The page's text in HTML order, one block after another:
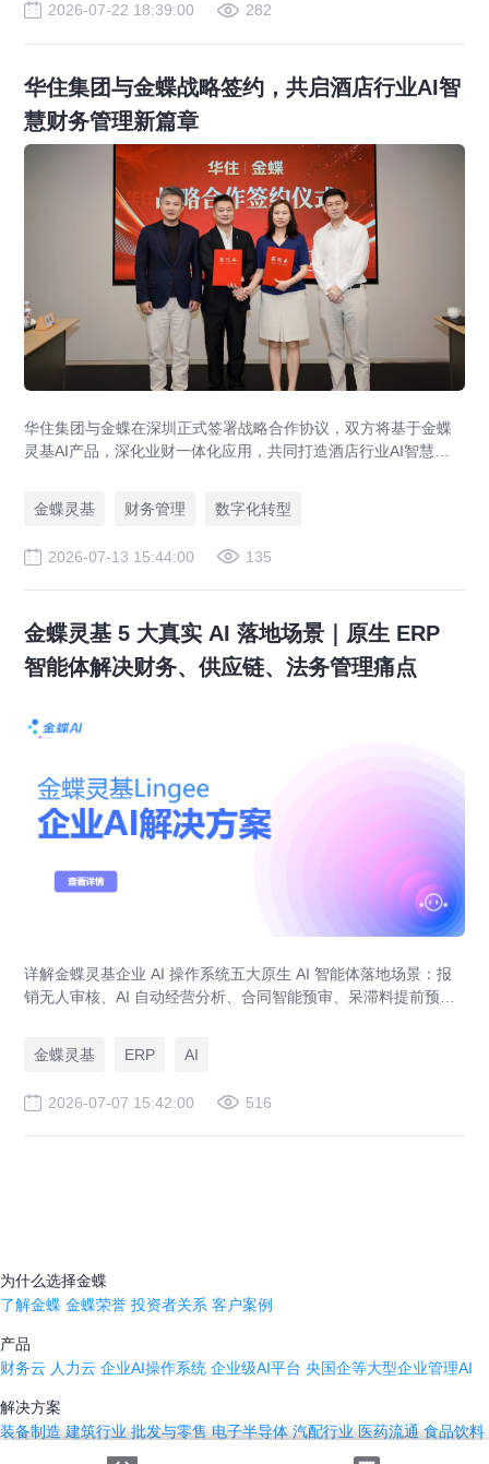
2026-07-22 18:39:00 282
华住集团与金蝶战略签约，共启酒店行业AI智
慧财务管理新篇章
华住集团与金蝶在深圳正式签署战略合作协议，双方将基于金蝶
灵基AI产品，深化业财一体化应用，共同打造酒店行业AI智慧财
金蝶灵基
财务管理 数字化转型
2026-07-13 15:44:00 135
金蝶灵基 5 大真实 AI 落地场景｜原生 ERP
智能体解决财务、供应链、法务管理痛点
详解金蝶灵基企业 AI 操作系统五大原生 AI 智能体落地场景：报
销无人审核、AI 自动经营分析、合同智能预审、呆滞料提前预
金蝶灵基
ERP AI
2026-07-07 15:42:00 516
为什么选择金蝶
了解金蝶 金蝶荣誉 投资者关系 客户案例
产品
财务云 人力云 企业AI操作系统 企业级AI平台 央国企等大型企业管理AI
解决方案
装备制造 建筑行业 批发与零售 电子半导体 汽配行业 医药流通 食品饮料